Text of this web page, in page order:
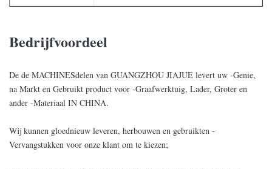
Bedrijfvoordeel
De de MACHINESdelen van GUANGZHOU JIAJUE levert uw -Genie,
na Markt en Gebruikt product voor -Graafwerktuig, Lader, Groter en
ander -Materiaal IN CHINA.
Wij kunnen gloednieuw leveren, herbouwen en gebruikten -
Vervangstukken voor onze klant om te kiezen;